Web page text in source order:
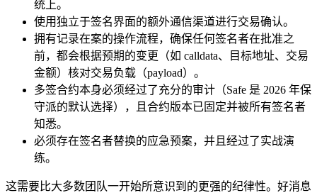
统上。
使用独立于签名界面的额外通信渠道进行交易确认。
拥有记录在案的操作流程，确保任何签名者在批准之
前，都会根据预期的变更（如 calldata、目标地址、交易
金额）核对交易负载（payload）。
多签合约本身必须经过了充分的审计（Safe 是 2026 年保
守派的默认选择），且合约版本已固定并被所有签名者
知悉。
必须存在签名者替换的应急预案，并且经过了实战演
练。
这需要比大多数团队一开始所意识到的更强的纪律性。好消息